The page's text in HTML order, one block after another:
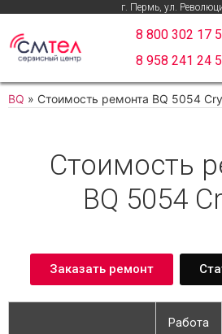
г. Пермь, ул.
8 800 302 17
8 958 241 24
BQ » Стоимость ремонта BQ 5054
Стоимость
BQ 5054
Заказать ремонт
Работа